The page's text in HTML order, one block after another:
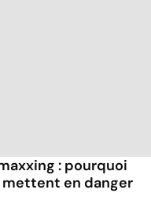
: pourquoi
mettent en danger